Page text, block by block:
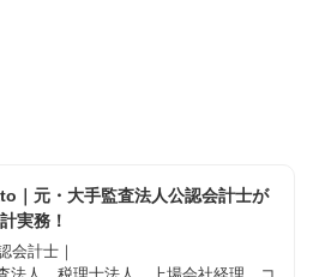
｜元・大手監査法人公認会計士が
実務！
会計士｜